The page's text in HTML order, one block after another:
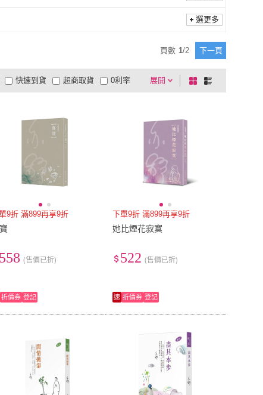
選更多
頁數 1/2 下一頁
展開
有影片
有量 電視購物
快速到貨 超商取貨 0利率
及以上
棋
盤
列
9折 滿899再享9折
558 (售價已折)
折價券 登記
下單9折 滿899再享9折
她比煙花寂寞
522 (售價已折)
速 折價券 登記